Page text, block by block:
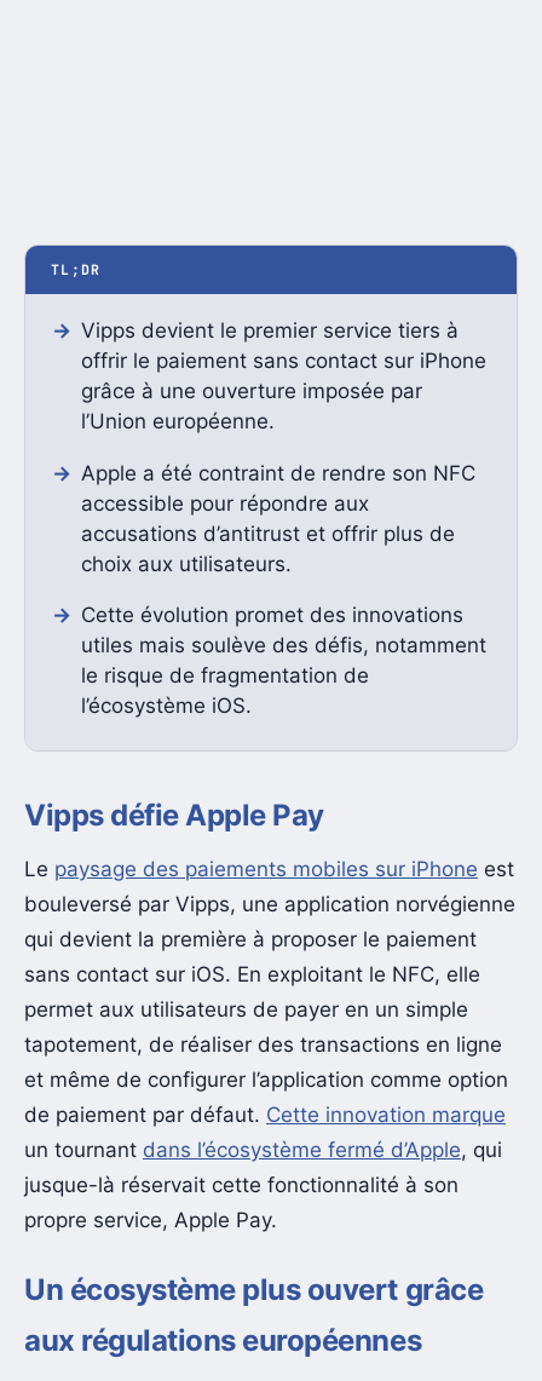
TL;DR
Vipps devient le premier service tiers à
offrir le paiement sans contact sur iPhone
grâce à une ouverture imposée par
l’Union européenne.
Apple a été contraint de rendre son NFC
accessible pour répondre aux
accusations d’antitrust et offrir plus de
choix aux utilisateurs.
Cette évolution promet des innovations
utiles mais soulève des défis, notamment
le risque de fragmentation de
l’écosystème iOS.
Vipps défie Apple Pay
Le paysage des paiements mobiles sur iPhone est
bouleversé par Vipps, une application norvégienne
qui devient la première à proposer le paiement
sans contact sur iOS. En exploitant le NFC, elle
permet aux utilisateurs de payer en un simple
tapotement, de réaliser des transactions en ligne
et même de configurer l’application comme option
de paiement par défaut. Cette innovation marque
un tournant dans l’écosystème fermé d’Apple, qui
jusque-là réservait cette fonctionnalité à son
propre service, Apple Pay.
Un écosystème plus ouvert grâce
aux régulations européennes